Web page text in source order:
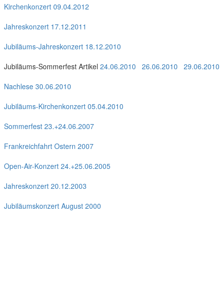
Kirchenkonzert 09.04.2012
Jahreskonzert 17.12.2011
Jubiläums-Jahreskonzert 18.12.2010
Jubiläums-Sommerfest Artikel 24.06.2010 26.06.2010
29.06.2010
Nachlese 30.06.2010
Jubiläums-Kirchenkonzert 05.04.2010
Sommerfest 23.+24.06.2007
Frankreichfahrt Ostern 2007
Open-Air-Konzert 24.+25.06.2005
Jahreskonzert 20.12.2003
Jubiläumskonzert August 2000